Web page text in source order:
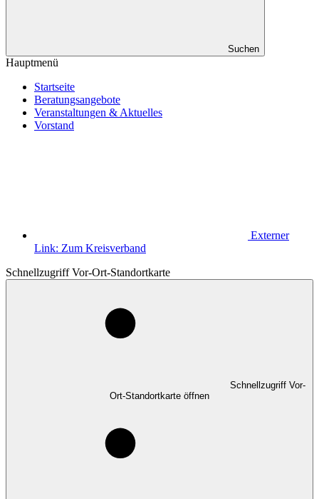
Suchen
Hauptmenü
Startseite
Beratungsangebote
Veranstaltungen & Aktuelles
Vorstand
Externer
Link: Zum Kreisverband
Schnellzugriff Vor-Ort-Standortkarte
Schnellzugriff Vor-
Ort-Standortkarte öffnen